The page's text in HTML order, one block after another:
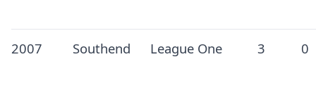
2007 Southend League One 3 0